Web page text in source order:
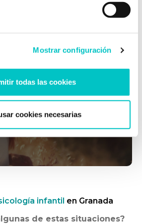
Mostrar configuración
todas las cookies
cookies necesarias
contigo siempre
necesites
infantil en Granada
de estas situaciones?